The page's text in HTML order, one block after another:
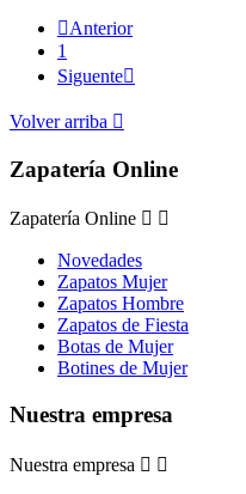
Anterior
1
Siguente
Volver arriba 
Zapatería Online
Zapatería Online  
Novedades
Zapatos Mujer
Zapatos Hombre
Zapatos de Fiesta
Botas de Mujer
Botines de Mujer
Nuestra empresa
Nuestra empresa  